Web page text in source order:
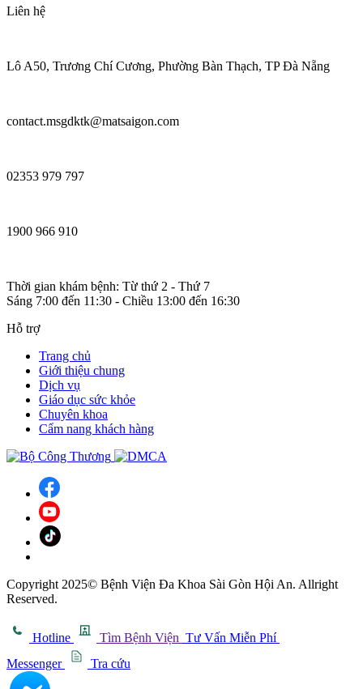
Liên hệ
Lô A50, Trương Chí Cương, Phường Bàn Thạch, TP Đà Nẵng
contact.msgdktk@matsaigon.com
02353 979 797
1900 966 910
Thời gian khám bệnh: Từ thứ 2 - Thứ 7
Sáng 7:00 đến 11:30 - Chiều 13:00 đến 16:30
Hỗ trợ
Trang chủ
Giới thiệu chung
Dịch vụ
Giáo dục sức khỏe
Chuyên khoa
Cẩm nang khách hàng
Copyright 2025© Bệnh Viện Đa Khoa Sài Gòn Hội An. Allright
Reserved.
Hotline Tìm Bệnh Viện Tư Vấn Miễn Phí
Messenger
Tra cứu